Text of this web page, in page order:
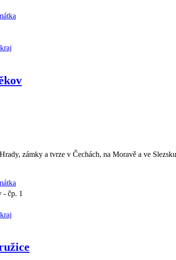
zámky a tvrze v Čechách, na Moravě a ve
- čp. 1